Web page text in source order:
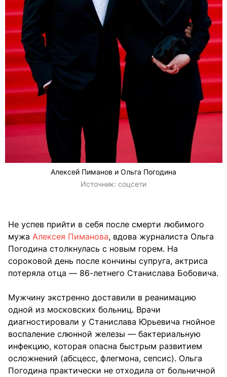
Алексей Пиманов и Ольга Погодина
Источник: соцсети
Не успев прийти в себя после смерти любимого
мужа Алексея Пиманова, вдова журналиста Ольга
Погодина столкнулась с новым горем. На
сороковой день после кончины супруга, актриса
потеряла отца — 86-летнего Станислава Бобовича.
Мужчину экстренно доставили в реанимацию
одной из московских больниц. Врачи
диагностировали у Станислава Юрьевича гнойное
воспаление слюнной железы — бактериальную
инфекцию, которая опасна быстрым развитием
осложнений (абсцесс, флегмона, сепсис). Ольга
Погодина практически не отходила от больничной